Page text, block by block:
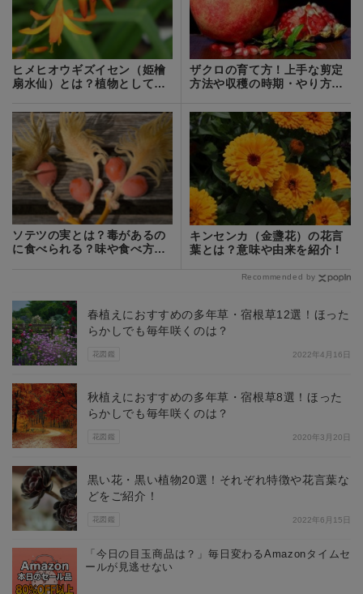
ヒメヒオウギズイセン（姫檜
扇水仙）とは？植物としての
ザクロの育て方！上手な剪定
方法や収穫の時期・やり方な
ソテツの実とは？毒があるの
に食べられる？味や食べ方を
キンセンカ（金盞花）の花言
葉とは？意味や由来を紹介！
Recommended by
花図鑑
春植えにおすすめの多年草・宿根草12選！ほった
らかしでも毎年咲くのは？
2022年4月16日
花図鑑
秋植えにおすすめの多年草・宿根草8選！ほった
らかしでも毎年咲くのは？
2020年3月20日
花図鑑
黒い花・黒い植物20選！それぞれ特徴や花言葉な
どをご紹介！
2022年6月15日
「今日の目玉商品は？」毎日変わるAmazonタイムセ
ールが見逃せない